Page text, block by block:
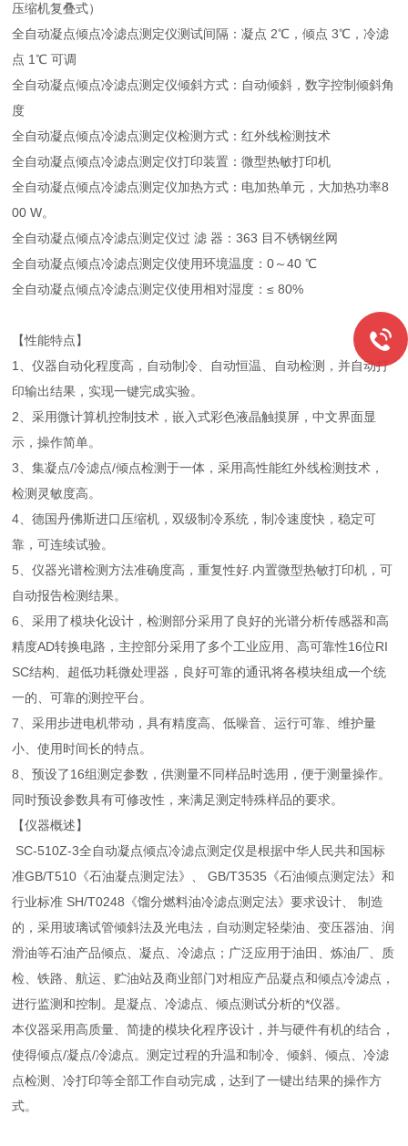
压缩机复叠式）
全自动凝点倾点冷滤点测定仪测试间隔：凝点 2℃，倾点 3℃，冷滤
点 1℃ 可调
全自动凝点倾点冷滤点测定仪倾斜方式：自动倾斜，数字控制倾斜角
度
全自动凝点倾点冷滤点测定仪检测方式：红外线检测技术
全自动凝点倾点冷滤点测定仪打印装置：微型热敏打印机
全自动凝点倾点冷滤点测定仪加热方式：电加热单元，大加热功率8
00 W。
全自动凝点倾点冷滤点测定仪过 滤 器：363 目不锈钢丝网
全自动凝点倾点冷滤点测定仪使用环境温度：0～40 ℃
全自动凝点倾点冷滤点测定仪使用相对湿度：≤ 80%
【性能特点】
1、仪器自动化程度高，自动制冷、自动恒温、自动检测，并自动打
印输出结果，实现一键完成实验。
2、采用微计算机控制技术，嵌入式彩色液晶触摸屏，中文界面显
示，操作简单。
3、集凝点/冷滤点/倾点检测于一体，采用高性能红外线检测技术，
检测灵敏度高。
4、德国丹佛斯进口压缩机，双级制冷系统，制冷速度快，稳定可
靠，可连续试验。
5、仪器光谱检测方法准确度高，重复性好.内置微型热敏打印机，可
自动报告检测结果。
6、采用了模块化设计，检测部分采用了良好的光谱分析传感器和高
精度AD转换电路，主控部分采用了多个工业应用、高可靠性16位RI
SC结构、超低功耗微处理器，良好可靠的通讯将各模块组成一个统
一的、可靠的测控平台。
7、采用步进电机带动，具有精度高、低噪音、运行可靠、维护量
小、使用时间长的特点。
8、预设了16组测定参数，供测量不同样品时选用，便于测量操作。
同时预设参数具有可修改性，来满足测定特殊样品的要求。
【仪器概述】
SC-510Z-3全自动凝点倾点冷滤点测定仪是根据中华人民共和国标
准GB/T510《石油凝点测定法》、 GB/T3535《石油倾点测定法》和
行业标准 SH/T0248《馏分燃料油冷滤点测定法》要求设计、 制造
的，采用玻璃试管倾斜法及光电法，自动测定轻柴油、变压器油、润
滑油等石油产品倾点、凝点、冷滤点；广泛应用于油田、炼油厂、质
检、铁路、航运、贮油站及商业部门对相应产品凝点和倾点冷滤点，
进行监测和控制。是凝点、冷滤点、倾点测试分析的*仪器。
本仪器采用高质量、简捷的模块化程序设计，并与硬件有机的结合，
使得倾点/凝点/冷滤点。测定过程的升温和制冷、倾斜、倾点、冷滤
点检测、冷打印等全部工作自动完成，达到了一键出结果的操作方
式。